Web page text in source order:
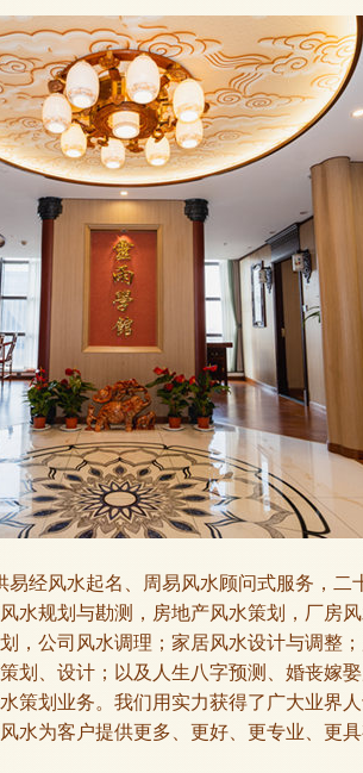
经风水起名、周易风水顾问式服务，二
水规划与勘测，房地产风水策划，厂房
，公司风水调理；家居风水设计与调整
划、设计；以及人生八字预测、婚丧嫁
策划业务。我们用实力获得了广大业界
水为客户提供更多、更好、更专业、更